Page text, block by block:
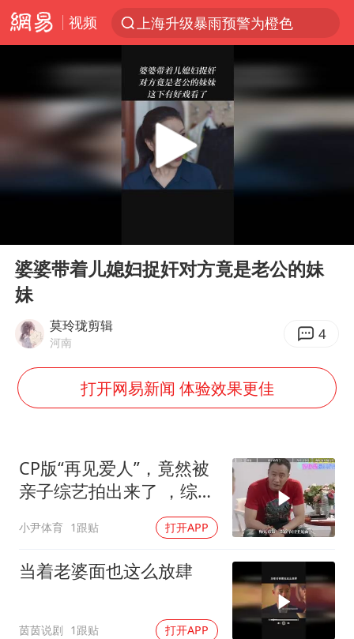
视频
上海升级暴雨预警为橙色
拜登前列腺癌恶化
“白海豚”逼近浙闽沿海
以军士兵把枪口对准中国记者
方桃子代言广告视频已下架
谢霆锋演唱会隔空祝王菲生日快乐
大爷听AI洒农药 150亩苗一夜枯萎
央视新主播李秋莹孙亚鹏亮相
构建更高水平的全民健身公共服务体系
Play
婆婆带着儿媳妇捉奸对方竟是老公的妹
妹
莫玲珑剪辑
河南 4
打开网易新闻 体验效果更佳
CP版“再见爱人”，竟然被
亲子综艺拍出来了 ，综艺
史再也复制不出刘烨见胡
军的名场面
小尹体育 1跟贴 打开APP
当着老婆面也这么放肆
茵茵说剧 1跟贴 打开APP